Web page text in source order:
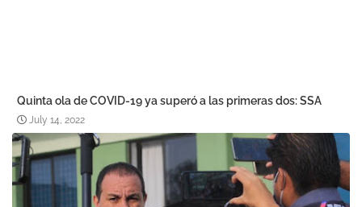
Quinta ola de COVID-19 ya superó a las primeras dos: SSA
July 14, 2022